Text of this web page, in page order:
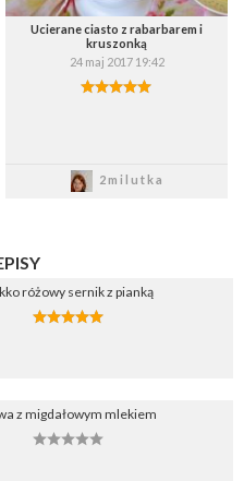
Ucierane ciasto z rabarbarem i
kruszonką
24 maj 2017 19:42
2milutka
Zapisz
różowy sernik z pianką
z migdałowym mlekiem